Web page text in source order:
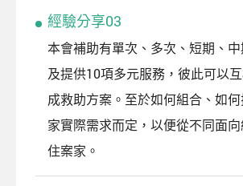
經驗分享03
本會補助有單次、多次、短期、
及提供10項多元服務，彼此可以
成救助方案。至於如何組合、如
家實際需求而定，以便從不同面
住案家。